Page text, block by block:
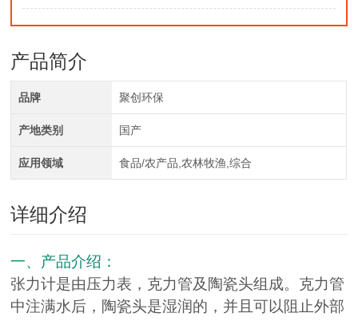
产品简介
品牌 聚创环保
产地类别 国产
应用领域 食品/农产品,农林牧渔,综合
详细介绍
一、产品介绍：
张力计是由压力表，克力管及陶瓷头组成。克力管
中注满水后，陶瓷头是湿润的，并且可以阻止外部